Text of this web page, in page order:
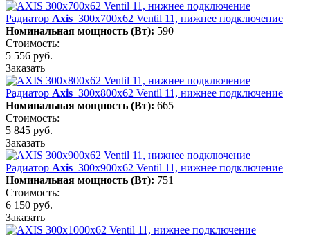
Радиатор Axis 300х700х62 Ventil 11, нижнее подключение
Номинальная мощность (Вт): 590
Стоимость:
5 556 руб.
Заказать
Радиатор Axis 300х800х62 Ventil 11, нижнее подключение
Номинальная мощность (Вт): 665
Стоимость:
5 845 руб.
Заказать
Радиатор Axis 300х900х62 Ventil 11, нижнее подключение
Номинальная мощность (Вт): 751
Стоимость:
6 150 руб.
Заказать